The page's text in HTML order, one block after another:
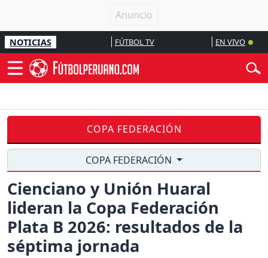
NOTICIAS FÚTBOL TV EN VIVO
COPA FEDERACIÓN
COPA FEDERACIÓN
Cienciano y Unión Huaral
lideran la Copa Federación
Plata B 2026: resultados de la
séptima jornada